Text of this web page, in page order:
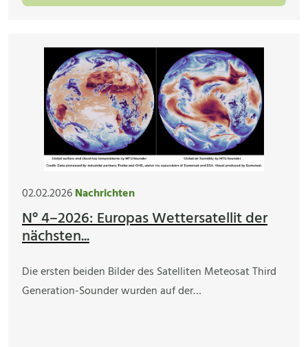
02.02.2026Nachrichten
N° 4–2026: Europas Wettersatellit der
nächsten...
Die ersten beiden Bilder des Satelliten Meteosat Third
Generation-Sounder wurden auf der…